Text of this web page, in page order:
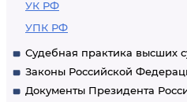
УК РФ
УПК РФ
Судебная практика высших
Законы Российской
Документы Президента